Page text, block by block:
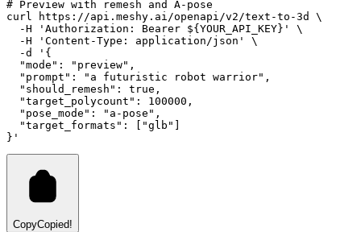
# Preview with remesh and A-pose
curl
https://api.meshy.ai/openapi/v2/text-to-3d
\
-H
'Authorization: Bearer ${YOUR_API_KEY}'
\
-H
'Content-Type: application/json'
\
-d
'{
  "mode": "preview",
  "prompt": "a futuristic robot warrior",
  "should_remesh": true,
  "target_polycount": 100000,
  "pose_mode": "a-pose",
  "target_formats": ["glb"]
}'
CopyCopied!